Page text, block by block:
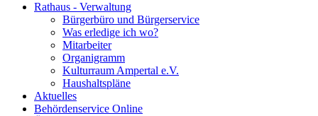
Rathaus - Verwaltung
Bürgerbüro und Bürgerservice
Was erledige ich wo?
Mitarbeiter
Organigramm
Kulturraum Ampertal e.V.
Haushaltspläne
Aktuelles
Behördenservice Online